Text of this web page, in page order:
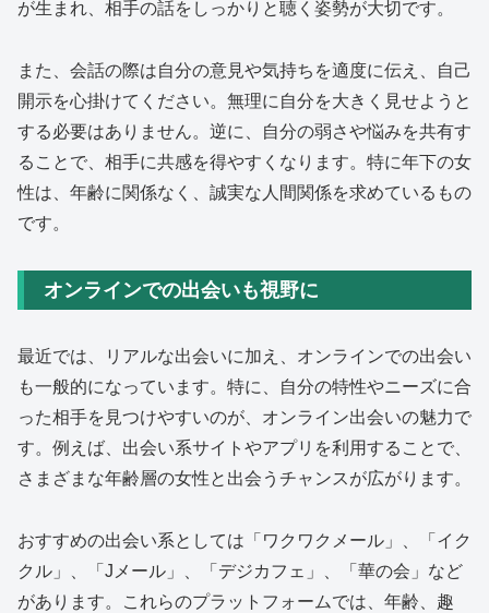
が生まれ、相手の話をしっかりと聴く姿勢が大切です。
また、会話の際は自分の意見や気持ちを適度に伝え、自己
開示を心掛けてください。無理に自分を大きく見せようと
する必要はありません。逆に、自分の弱さや悩みを共有す
ることで、相手に共感を得やすくなります。特に年下の女
性は、年齢に関係なく、誠実な人間関係を求めているもの
です。
オンラインでの出会いも視野に
最近では、リアルな出会いに加え、オンラインでの出会い
も一般的になっています。特に、自分の特性やニーズに合
った相手を見つけやすいのが、オンライン出会いの魅力で
す。例えば、出会い系サイトやアプリを利用することで、
さまざまな年齢層の女性と出会うチャンスが広がります。
おすすめの出会い系としては「ワクワクメール」、「イク
クル」、「Jメール」、「デジカフェ」、「華の会」など
があります。これらのプラットフォームでは、年齢、趣